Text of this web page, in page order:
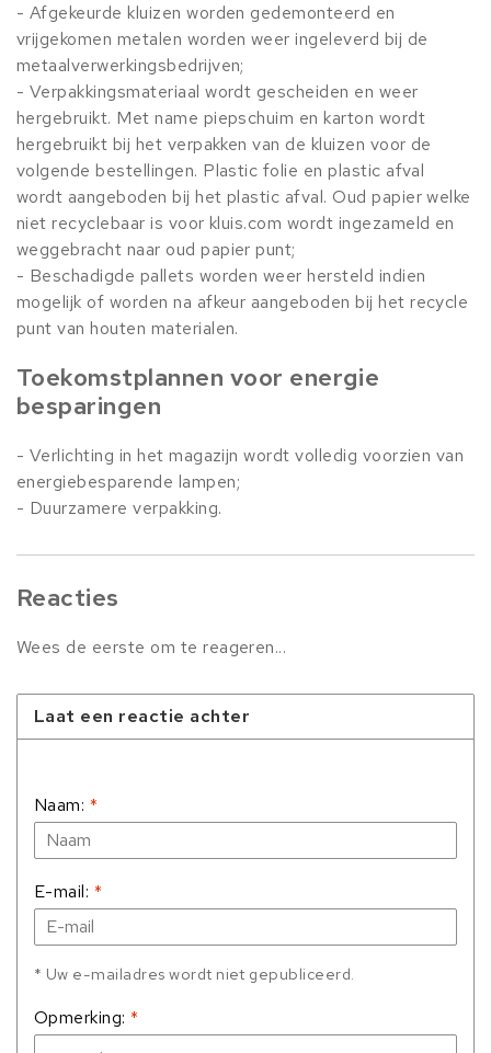
- Afgekeurde kluizen worden gedemonteerd en
vrijgekomen metalen worden weer ingeleverd bij de
metaalverwerkingsbedrijven;
- Verpakkingsmateriaal wordt gescheiden en weer
hergebruikt. Met name piepschuim en karton wordt
hergebruikt bij het verpakken van de kluizen voor de
volgende bestellingen. Plastic folie en plastic afval
wordt aangeboden bij het plastic afval. Oud papier welke
niet recyclebaar is voor kluis.com wordt ingezameld en
weggebracht naar oud papier punt;
- Beschadigde pallets worden weer hersteld indien
mogelijk of worden na afkeur aangeboden bij het recycle
punt van houten materialen.
Toekomstplannen voor energie
besparingen
- Verlichting in het magazijn wordt volledig voorzien van
energiebesparende lampen;
- Duurzamere verpakking.
Reacties
Wees de eerste om te reageren...
Laat een reactie achter
Naam: *
E-mail: *
* Uw e-mailadres wordt niet gepubliceerd.
Opmerking:*